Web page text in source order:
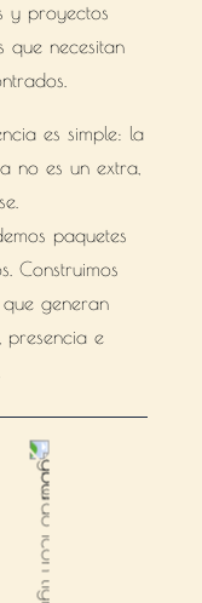
y proyectos
que necesitan
es simple: la
no es un extra,
paquetes
Construimos
que generan
presencia e